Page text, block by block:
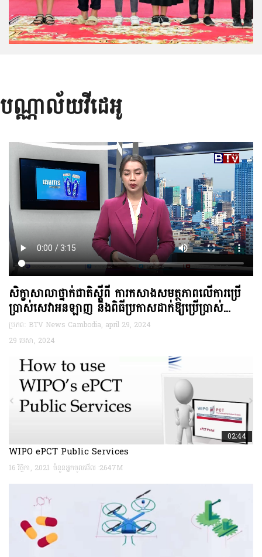
ព្រឹត្តិការណ៍បន្តបន្ទាប់
កិច្ច​ប្រជុំ​កម្រិតខ្ពស់លើកទី៩រវាងក្រសួង​ឧស្សាហកម្មនិងសិប្បកម្ម(MIH)ជាមួយ​អង្គភាព​កម្មសិទ្ធិ​​បញ្ញា
សឹង្ហបុរី​(IPOS) អមជាមួយនឹងសិក្ខាសាលា​​ស្តីពីការចុះបញ្ជីប្រកាសនីយ​បត្រ​តក្ក​កម្មសិង្ហបុរីនៅ​កម្ពុជា
ចំនួន៣លើក......
26 តុលា
2022
បណ្ណាល័យវីដេអូ
សិក្ខាសាលាថ្នាក់ជាតិស្តីពី ការកសាងសមត្ថភាពលើការប្រើ
ប្រាស់សេវាអនឡាញ និងពិធីប្រកាសដាក់ឱ្យប្រើប្រាស់...
ប្រភពៈ BTV News Cambodia, april 29, 2024
29 មេសា, 2024
02:44
WIPO ePCT Public Services
16 វិច្ឆិកា, 2021 ចំនួនអ្នកចូលមើល :2647M